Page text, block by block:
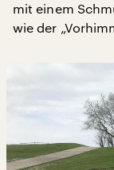
mit einem
wie der